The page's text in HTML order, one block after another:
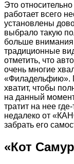
Это
работает всего
установлены
выбрало такую
больше
традиционные
отметить, что
очень многие
«Филадельфию».
хватит, чтобы
на данный
тратит на нее
недалеко от
забрать его
«Кот